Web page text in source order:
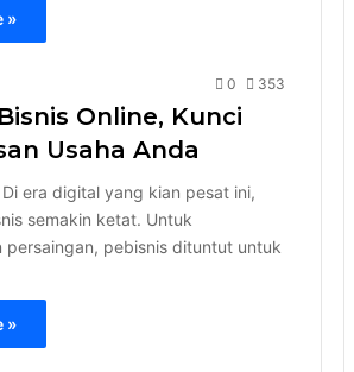
»
0 353
Online, Kunci
Usaha Anda
era digital yang kian pesat ini,
semakin ketat. Untuk
persaingan, pebisnis dituntut untuk
»